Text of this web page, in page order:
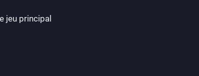
jeu principal